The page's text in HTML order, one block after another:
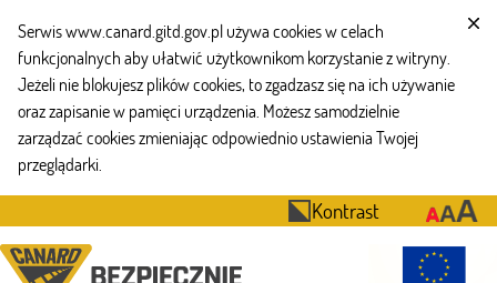
Serwis www.canard.gitd.gov.pl używa cookies w celach
funkcjonalnych aby ułatwić użytkownikom korzystanie z witryny.
Jeżeli nie blokujesz plików cookies, to zgadzasz się na ich używanie
oraz zapisanie w pamięci urządzenia. Możesz samodzielnie
zarządzać cookies zmieniając odpowiednio ustawienia Twojej
przeglądarki.
Kontrast